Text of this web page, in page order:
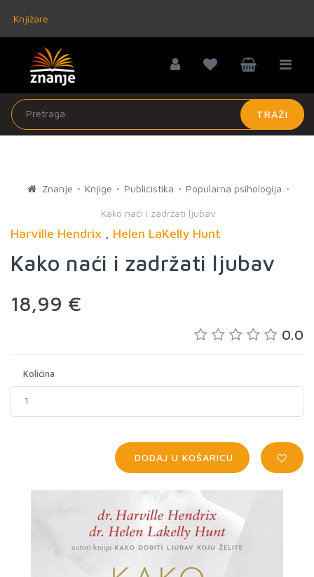
Knjižare
TRAŽI
Znanje Knjige Publicistika Popularna psihologija
Kako naći i zadržati ljubav
Harville Hendrix Helen LaKelly Hunt
Kako naći i zadržati ljubav
18,99 €
0.0
Količina
DODAJ U KOŠARICU